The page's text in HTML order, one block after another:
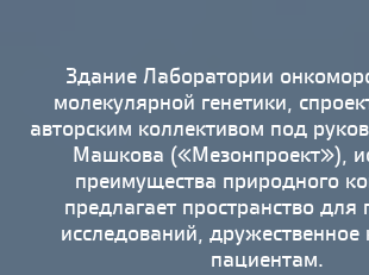
Книги
Наследие Образование
Эко
Здание Лаборатории
молекулярной генетики,
авторским коллективом под
Машкова («Мезонпроект»),
преимущества природного
предлагает пространство для
исследований,
пациентам.